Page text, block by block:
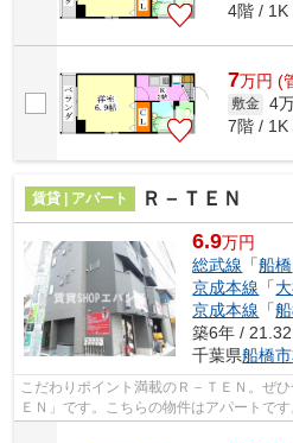
4階 / 1K
7万円 (
敷金 4
7階 / 1K
賃貸 | アパート Ｒ－ＴＥＮ
6.9万円
総武線 「船橋
京成本線 「
京成本線 「
築6年 / 21.32
千葉県船橋市
こだわりポイント満載のＲ－ＴＥＮ。ぜ
ＥＮ」です。こちらの物件はアパートで